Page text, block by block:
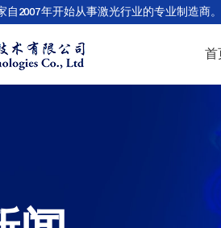
2007年开始从事激光行业的专业制造商。